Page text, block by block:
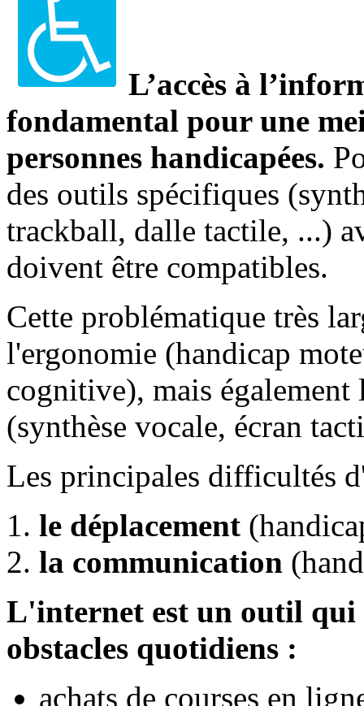
L’accès à
fondamental pour une
personnes handicapées.
des outils spécifiques
trackball, dalle tactile, ...)
doivent être compatibles.
Cette problématique très
l'ergonomie (handicap
cognitive), mais
(synthèse vocale, écran
Les principales difficultés
le déplacement
la communication
L'internet est un outil qui
obstacles quotidiens :
achats de courses en